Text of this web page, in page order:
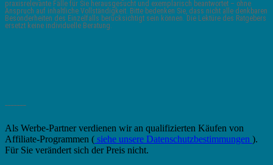
praxisrelevante Fälle für Sie herausgesucht und exemplarisch beantwortet – ohne
Anspruch auf inhaltliche Vollständigkeit. Bitte bedenken Sie, dass nicht alle denkbaren
Besonderheiten des Einzelfalls berücksichtigt sein können. Die Lektüre des Ratgebers
ersetzt keine individuelle Beratung.
Als Werbe-Partner verdienen wir an qualifizierten Käufen von
Affiliate-Programmen ( siehe unsere Datenschutzbestimmungen ).
Für Sie verändert sich der Preis nicht.